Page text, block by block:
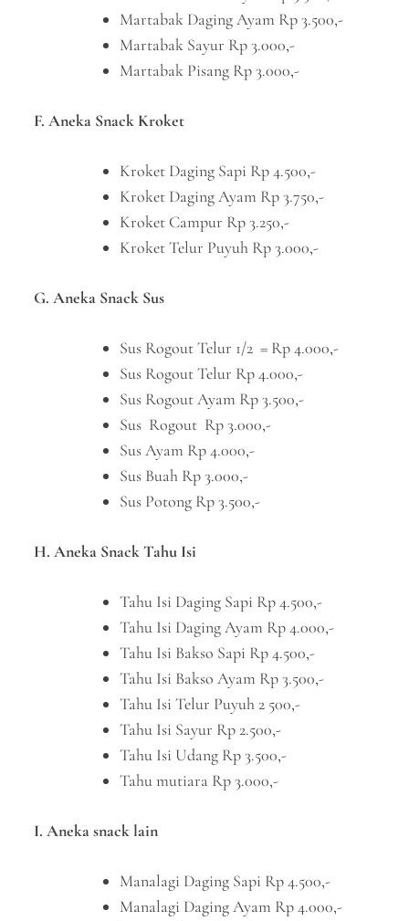
Martabak Daging Ayam Rp 3.500,-
Martabak Sayur Rp 3.000,-
Martabak Pisang Rp 3.000,-
F. Aneka Snack Kroket
Kroket Daging Sapi Rp 4.500,-
Kroket Daging Ayam Rp 3.750,-
Kroket Campur Rp 3.250,-
Kroket Telur Puyuh Rp 3.000,-
G. Aneka Snack Sus
Sus Rogout Telur 1/2 = Rp 4.000,-
Sus Rogout Telur Rp 4.000,-
Sus Rogout Ayam Rp 3.500,-
Sus Rogout Rp 3.000,-
Sus Ayam Rp 4.000,-
Sus Buah Rp 3.000,-
Sus Potong Rp 3.500,-
H. Aneka Snack Tahu Isi
Tahu Isi Daging Sapi Rp 4.500,-
Tahu Isi Daging Ayam Rp 4.000,-
Tahu Isi Bakso Sapi Rp 4.500,-
Tahu Isi Bakso Ayam Rp 3.500,-
Tahu Isi Telur Puyuh 2 500,-
Tahu Isi Sayur Rp 2.500,-
Tahu Isi Udang Rp 3.500,-
Tahu mutiara Rp 3.000,-
I. Aneka snack lain
Manalagi Daging Sapi Rp 4.500,-
Manalagi Daging Ayam Rp 4.000,-